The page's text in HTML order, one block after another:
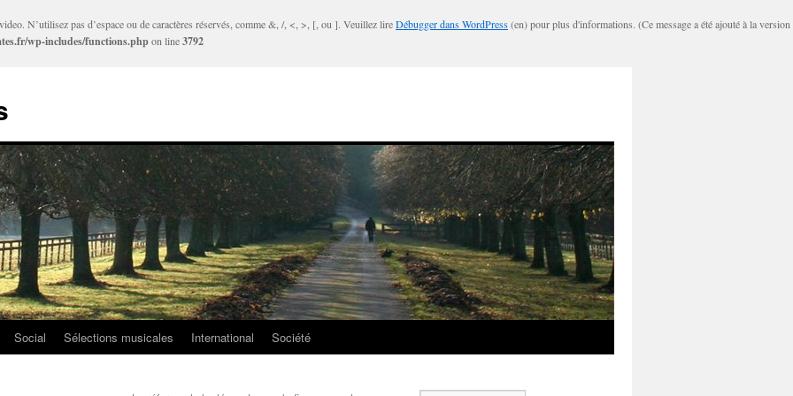
N’utilisez pas d’espace ou de caractères réservés, comme &, /, <, >, [, ou ]. Veuillez lireDébugger dans WordPress(en) pour plus d'informations. (Ce message a été ajouté à la version
wp-includes/functions.phpon line3792
Social Sélections musicales International Société